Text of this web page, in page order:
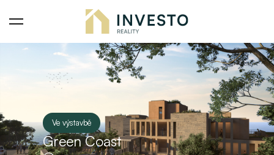
Ve výstavbě
Green Coast